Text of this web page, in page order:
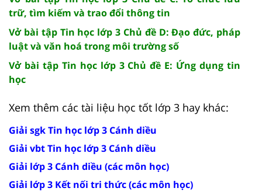
trữ, tìm kiếm và trao đổi thông tin
Vở bài tập Tin học lớp 3 Chủ đề D: Đạo đức, pháp
luật và văn hoá trong môi trường số
Vở bài tập Tin học lớp 3 Chủ đề E: Ứng dụng tin
học
Xem thêm các tài liệu học tốt lớp 3 hay khác:
Giải sgk Tin học lớp 3 Cánh diều
Giải vbt Tin học lớp 3 Cánh diều
Giải lớp 3 Cánh diều (các môn học)
Giải lớp 3 Kết nối tri thức (các môn học)